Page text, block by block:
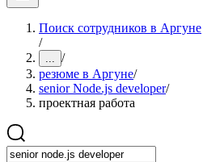
Поиск сотрудников в Аргуне
/
... /
резюме в Аргуне/
senior Node.js developer/
проектная работа